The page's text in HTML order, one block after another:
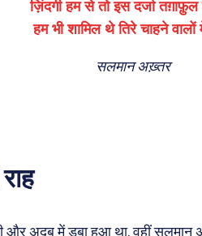
ज़िंदगी हम से तो इस दर्जा
हम भी शामिल थे तिरे चाहने वालों
सलमान अख़्तर
और अदब में डूबा हुआ था, वहीं